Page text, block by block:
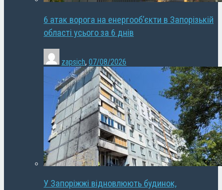
6 атак ворога на енергооб’єкти в Запорізькій
області усього за 6 днів
zapsich, 07/08/2026
У Запоріжжі відновлюють будинок,